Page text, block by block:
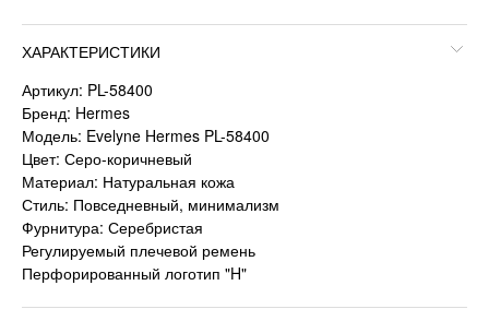
ХАРАКТЕРИСТИКИ
Артикул: PL-58400
Бренд: Hermes
Модель: Evelyne Hermes PL-58400
Цвет: Серо-коричневый
Материал: Натуральная кожа
Стиль: Повседневный, минимализм
Фурнитура: Серебристая
Регулируемый плечевой ремень
Перфорированный логотип "H"